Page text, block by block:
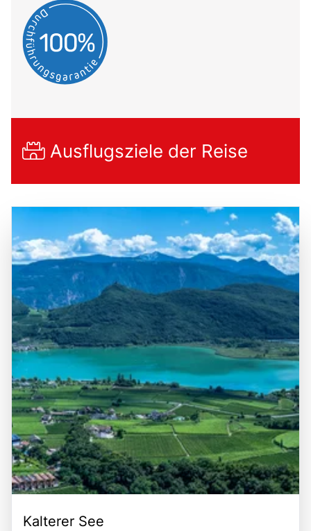
Ausflugsziele der Reise
Kalterer See